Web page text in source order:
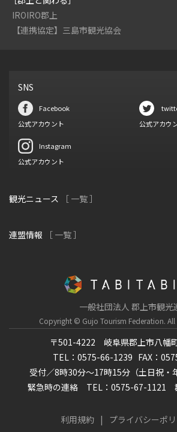
IROIRO郡上
【連携協定】三島市観光協会
SNS
Facebook
公式アカウント
公式アカウ
Instagram
公式アカウント
観光ニュース ［ 一覧 ］
連盟情報 ［ 一覧 ］
一般社団法人 郡上市観光
Copyright © Gujo Tourism Federation. All
〒501-4222 岐阜県郡上市八幡
TEL：0575-66-1239 FAX：
受付／8時30分～17時15分（土日祝・
緊急時の連絡 TEL：0575-67-1121
利用規約 プライバシーポ